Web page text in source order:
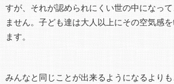
すが、それが認められにくい世の中になっ
ません。子ども達は大人以上にその空気感
ます。
みんなと同じことが出来るようになるより